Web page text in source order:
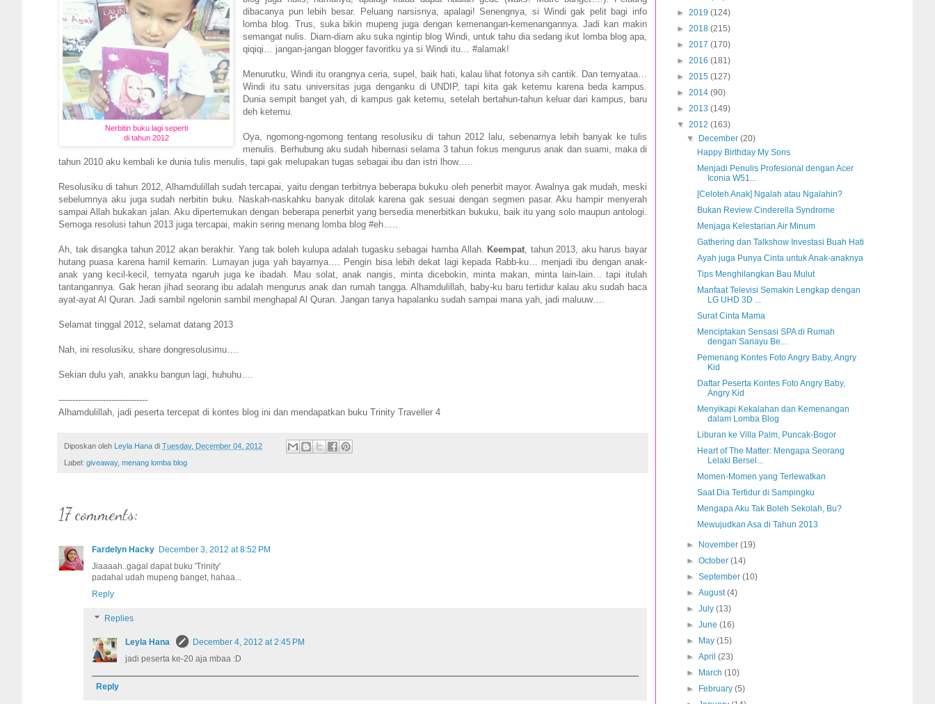
Nerbitin buku lagi seperti
di tahun 2012
dibacanya pun lebih besar. Peluang narsisnya, apalagi! Senengnya, si Windi gak pelit bagi info
lomba blog. Trus, suka bikin mupeng juga dengan kemenangan-kemenangannya. Jadi kan makin
semangat nulis. Diam-diam aku suka ngintip blog Windi, untuk tahu dia sedang ikut lomba blog apa,
qiqiqi… jangan-jangan blogger favoritku ya si Windi itu… #alamak!
Menurutku, Windi itu orangnya ceria, supel, baik hati, kalau lihat fotonya sih cantik. Dan ternyataa…
Windi itu satu universitas juga denganku di UNDIP, tapi kita gak ketemu karena beda kampus.
Dunia sempit banget yah, di kampus gak ketemu, setelah bertahun-tahun keluar dari kampus, baru
deh ketemu.
Oya, ngomong-ngomong tentang resolusiku di tahun 2012 lalu, sebenarnya lebih banyak ke tulis
menulis. Berhubung aku sudah hibernasi selama 3 tahun fokus mengurus anak dan suami, maka di
tahun 2010 aku kembali ke dunia tulis menulis, tapi gak melupakan tugas sebagai ibu dan istri lhow…..
Resolusiku di tahun 2012, Alhamdulillah sudah tercapai, yaitu dengan terbitnya beberapa bukuku oleh penerbit mayor. Awalnya gak mudah, meski
sebelumnya aku juga sudah nerbitin buku. Naskah-naskahku banyak ditolak karena gak sesuai dengan segmen pasar. Aku hampir menyerah
sampai Allah bukakan jalan. Aku dipertemukan dengan beberapa penerbit yang bersedia menerbitkan bukuku, baik itu yang solo maupun antologi.
Semoga resolusi tahun 2013 juga tercapai, makin sering menang lomba blog #eh…..
Ah, tak disangka tahun 2012 akan berakhir. Yang tak boleh kulupa adalah tugasku sebagai hamba Allah. Keempat , tahun 2013, aku harus bayar
hutang puasa karena hamil kemarin. Lumayan juga yah bayarnya…. Pengin bisa lebih dekat lagi kepada Rabb-ku… menjadi ibu dengan anak-
anak yang kecil-kecil, ternyata ngaruh juga ke ibadah. Mau solat, anak nangis, minta dicebokin, minta makan, minta lain-lain… tapi itulah
tantangannya. Gak heran jihad seorang ibu adalah mengurus anak dan rumah tangga. Alhamdulillah, baby-ku baru tertidur kalau aku sudah baca
ayat-ayat Al Quran. Jadi sambil ngelonin sambil menghapal Al Quran. Jangan tanya hapalanku sudah sampai mana yah, jadi maluuw….
Selamat tinggal 2012, selamat datang 2013
Nah, ini resolusiku, share dongresolusimu….
Sekian dulu yah, anakku bangun lagi, huhuhu….
--------------------------------
Alhamdulillah, jadi peserta tercepat di kontes blog ini dan mendapatkan buku Trinity Traveller 4
Diposkan oleh Leyla Hana di Tuesday, December 04, 2012
Label: giveaway, menang lomba blog
17 comments:
Fardelyn Hacky December 3, 2012 at 8:52 PM
Jiaaaah..gagal dapat buku 'Trinity'
padahal udah mupeng banget, hahaa...
Reply
Replies
Leyla Hana
December 4, 2012 at 2:45 PM
jadi peserta ke-20 aja mbaa :D
Reply
► 2019 (124)
► 2018 (215)
► 2017 (170)
► 2016 (181)
► 2015 (127)
► 2014 (90)
► 2013 (149)
▼ 2012 (163)
▼
December(20)
Happy Birthday My Sons
Menjadi Penulis Profesional dengan Acer
Iconia W51...
[Celoteh Anak] Ngalah atau Ngalahin?
Bukan Review Cinderella Syndrome
Menjaga Kelestarian Air Minum
Gathering dan Talkshow Investasi Buah Hati
Ayah juga Punya Cinta untuk Anak-anaknya
Tips Menghilangkan Bau Mulut
Manfaat Televisi Semakin Lengkap dengan
LG UHD 3D ...
Surat Cinta Mama
Menciptakan Sensasi SPA di Rumah
dengan Sariayu Be...
Pemenang Kontes Foto Angry Baby, Angry
Kid
Daftar Peserta Kontes Foto Angry Baby,
Angry Kid
Menyikapi Kekalahan dan Kemenangan
dalam Lomba Blog
Liburan ke Villa Palm, Puncak-Bogor
Heart of The Matter: Mengapa Seorang
Lelaki Bersel...
Momen-Momen yang Terlewatkan
Saat Dia Tertidur di Sampingku
Mengapa Aku Tak Boleh Sekolah, Bu?
Mewujudkan Asa di Tahun 2013
► November(19)
►October(14)
►September(10)
►August(4)
►July(13)
►June(16)
►
May(15)
►April(23)
►
March(10)
►
February(5)